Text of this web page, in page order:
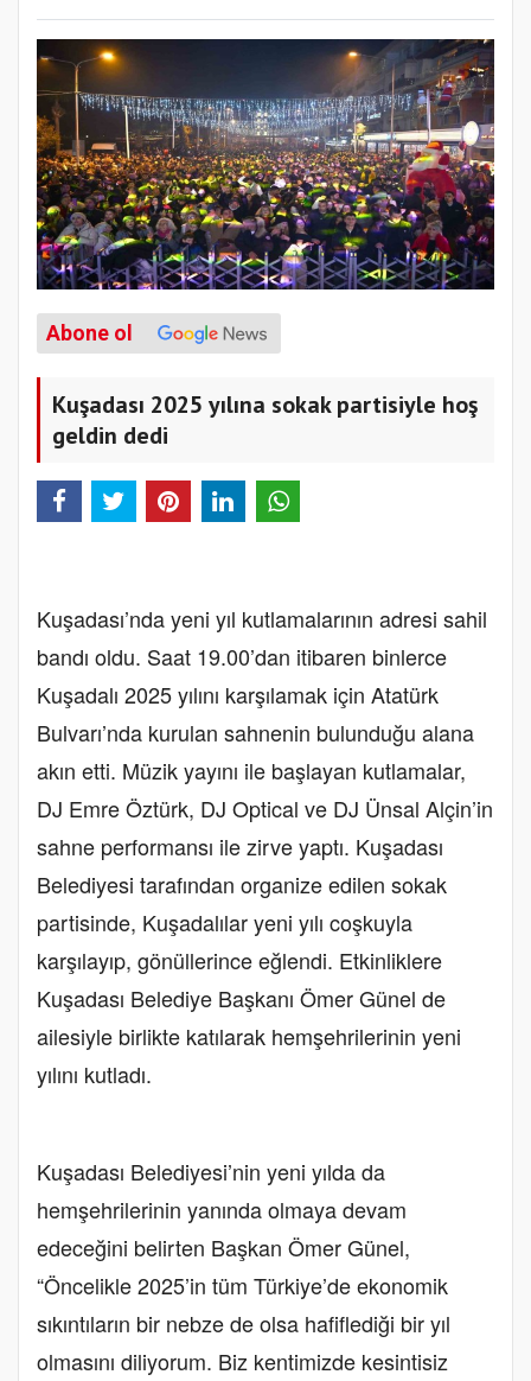
Abone ol
Kuşadası 2025 yılına sokak partisiyle hoş
geldin dedi
Kuşadası’nda yeni yıl kutlamalarının adresi sahil
bandı oldu. Saat 19.00’dan itibaren binlerce
Kuşadalı 2025 yılını karşılamak için Atatürk
Bulvarı’nda kurulan sahnenin bulunduğu alana
akın etti. Müzik yayını ile başlayan kutlamalar,
DJ Emre Öztürk, DJ Optical ve DJ Ünsal Alçin’in
sahne performansı ile zirve yaptı. Kuşadası
Belediyesi tarafından organize edilen sokak
partisinde, Kuşadalılar yeni yılı coşkuyla
karşılayıp, gönüllerince eğlendi. Etkinliklere
Kuşadası Belediye Başkanı Ömer Günel de
ailesiyle birlikte katılarak hemşehrilerinin yeni
yılını kutladı.
Kuşadası Belediyesi’nin yeni yılda da
hemşehrilerinin yanında olmaya devam
edeceğini belirten Başkan Ömer Günel,
“Öncelikle 2025’in tüm Türkiye’de ekonomik
sıkıntıların bir nebze de olsa hafiflediği bir yıl
olmasını diliyorum. Biz kentimizde kesintisiz